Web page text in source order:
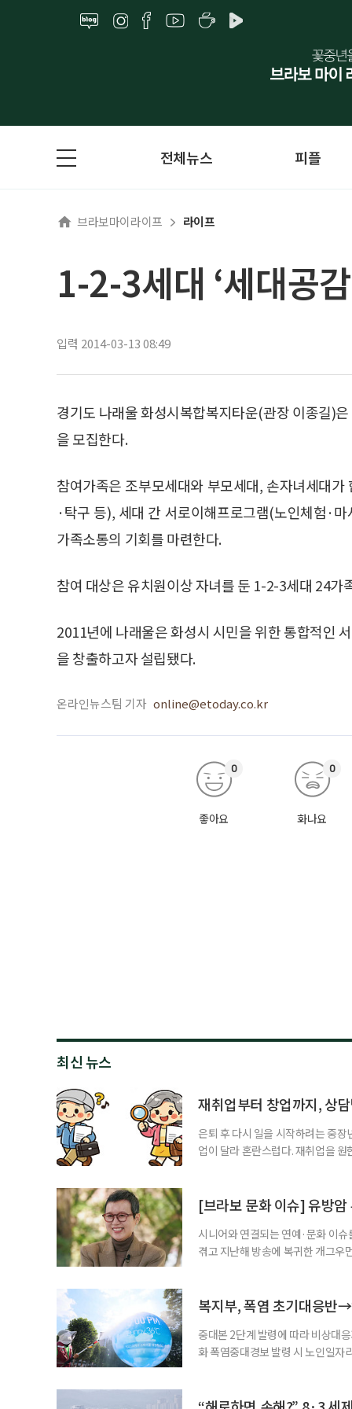
전체뉴스 피플
브라보마이라이프 라이프
1-2-3세대 ‘세대공
입력 2014-03-13 08:49
경기도 나래울 화성시복합복지타운(관장 이종길)
을 모집한다.
참여가족은 조부모세대와 부모세대, 손자녀세대
·탁구 등), 세대 간 서로이해프로그램(노인체험·
가족소통의 기회를 마련한다.
참여 대상은 유치원이상 자녀를 둔 1-2-3세대 24가
2011년에 나래울은 화성시 시민을 위한 통합적인
을 창출하고자 설립됐다.
온라인뉴스팀 기자 online@etoday.co.kr
좋아요
0
화나요
0
최신 뉴스
재취업부터 창업까지, 상
은퇴 후 다시 일을 시작하려는 중
업이 달라 혼란스럽다. 재취업을
준비부터 구직 수당까지 고용노동
업 지원 계획을 세
[브라보 문화 이슈] 유방
시니어와 연결되는 연예·문화 이슈
겪고 지난해 방송에 복귀한 개그우
까. 오랜 방송 생활 뒤 전해진 투병
복지부, 폭염 초기대응반
중대본 2단계 발령에 따라 비상대
화 폭염중대경보 발령 시 노인일자
책본부(중대본) 2단계(심각)가 발